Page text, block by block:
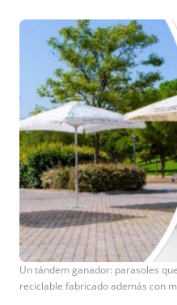
Un tándem ganador: parasoles
reciclable fabricado además con